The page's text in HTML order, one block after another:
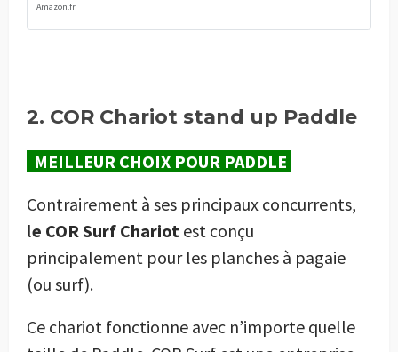
Amazon.fr
2. COR Chariot stand up Paddle
MEILLEUR CHOIX POUR PADDLE
Contrairement à ses principaux concurrents,
le COR Surf Chariot est conçu
principalement pour les planches à pagaie
(ou surf).
Ce chariot fonctionne avec n’importe quelle